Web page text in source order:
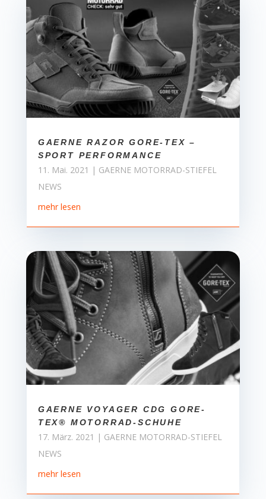
GAERNE RAZOR GORE-TEX –
SPORT PERFORMANCE
11. Mai. 2021 | GAERNE MOTORRAD-STIEFEL
NEWS
mehr lesen
GAERNE VOYAGER CDG GORE-
TEX® MOTORRAD-SCHUHE
17. März. 2021 | GAERNE MOTORRAD-STIEFEL
NEWS
mehr lesen